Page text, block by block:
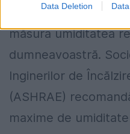
Data Deletion
Folosiți un indicator
măsura umiditatea
dumneavoastră.
Inginerilor de
(ASHRAE)
maxime de